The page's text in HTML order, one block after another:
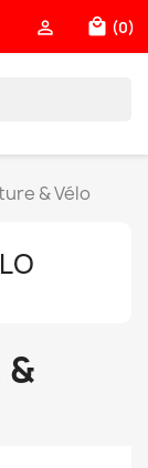
local_mall (0)

& Vélo
&